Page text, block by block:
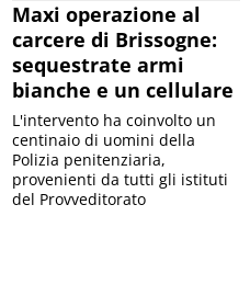
Maxi operazione al
carcere di Brissogne:
sequestrate armi
bianche e un cellulare
L'intervento ha coinvolto un
centinaio di uomini della
Polizia penitenziaria,
provenienti da tutti gli istituti
del Provveditorato